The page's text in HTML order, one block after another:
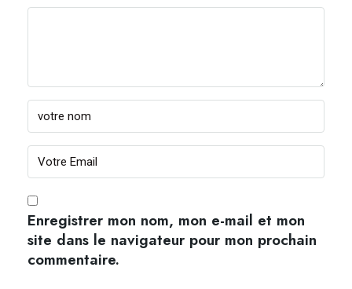
Enregistrer mon nom, mon e-mail et mon
site dans le navigateur pour mon prochain
commentaire.